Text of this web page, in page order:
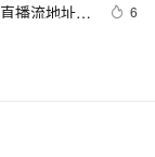
播流地址、
6
：轻量
8291